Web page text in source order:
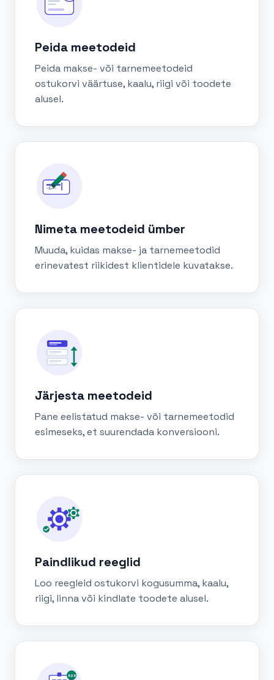
Peida meetodeid
Peida makse- või tarnemeetodeid
ostukorvi väärtuse, kaalu, riigi või toodete
alusel.
Nimeta meetodeid ümber
Muuda, kuidas makse- ja tarnemeetodid
erinevatest riikidest klientidele kuvatakse.
Järjesta meetodeid
Pane eelistatud makse- või tarnemeetodid
esimeseks, et suurendada konversiooni.
Paindlikud reeglid
Loo reegleid ostukorvi kogusumma, kaalu,
riigi, linna või kindlate toodete alusel.
B2B